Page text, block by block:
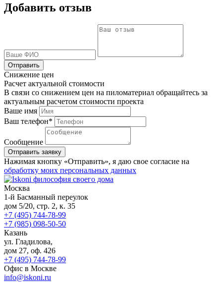
Добавить отзыв
Отправить
Снижение цен
Расчет актуальной стоимости
В связи со снижением цен на пиломатериал обращайтесь за
актуальным расчетом стоимости проекта
Ваше имя
Ваш телефон*
Сообщение
Нажимая кнопку «Отправить», я даю свое согласие на
обработку моих персональных данных
Москва
1-й Басманный переулок
дом 5/20, стр. 2, к. 35
+7 (495) 744-78-99
+7 (985) 098-50-50
Казань
ул. Гладилова,
дом 27, оф. 426
+7 (495) 744-78-99
Офис в Москве
info@iskoni.ru